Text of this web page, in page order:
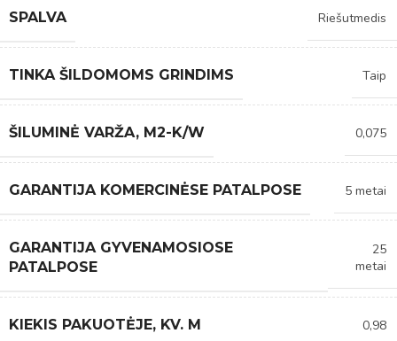
SPALVA Riešutmedis
TINKA ŠILDOMOMS GRINDIMS Taip
ŠILUMINĖ VARŽA, M2-K/W 0,075
GARANTIJA KOMERCINĖSE PATALPOSE 5 metai
GARANTIJA GYVENAMOSIOSE
PATALPOSE
25
metai
KIEKIS PAKUOTĖJE, KV. M 0,98